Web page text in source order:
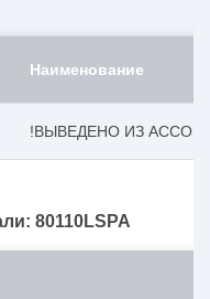
Наименование
!ВЫВЕДЕНО ИЗ
80110LSPA